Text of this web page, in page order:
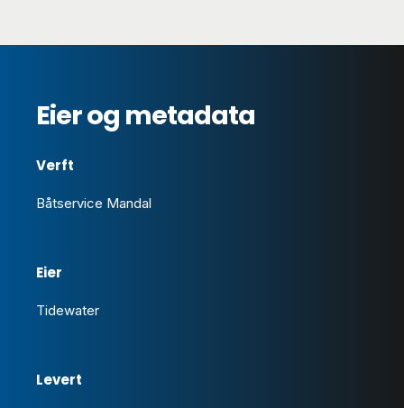
Eier og metadata
Verft
Båtservice Mandal
Eier
Tidewater
Levert